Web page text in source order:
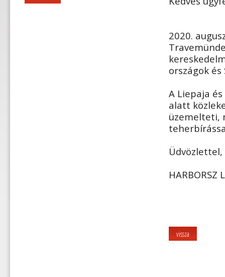
2020.
országok
A Liepaja
alatt
üzemelteti,
Üdvözlettel,
HARBORSZ
vissza